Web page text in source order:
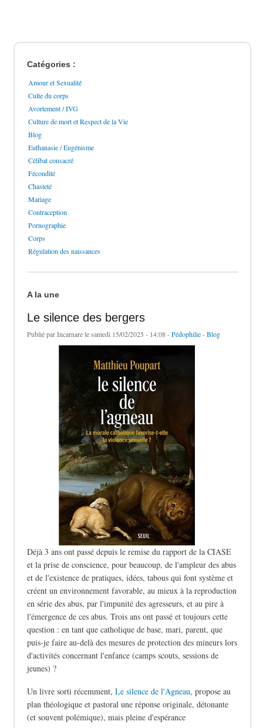
Catégories :
Amour et Sexualité
Culte du corps
Avortement / IVG
Culture de mort et Respect de la Vie
Blog
Euthanasie / Eugénisme
Célibat consacré
Fécondité
Chasteté
Mariage
Contraception
Pornographie
Corps
Régulation des naissances
A la une
Le silence des bergers
Publié parIncarnarele samedi 15/02/2025 - 14:08 -Pédophilie-Blog
Déjà 3 ans ont passé depuis le remise du rapport de la CIASE
et la prise de conscience, pour beaucoup, de l'ampleur des abus
et de l'existence de pratiques, idées, tabous qui font système et
créent un environnement favorable, au mieux à la reproduction
en série des abus, par l'impunité des agresseurs, et au pire à
l'émergence de ces abus. Trois ans ont passé et toujours cette
question : en tant que catholique de base, mari, parent, que
puis-je faire au-delà des mesures de protection des mineurs lors
d'activités concernant l'enfance (camps scouts, sessions de
jeunes) ?
Un livre sorti récemment, Le silence de l'Agneau, propose au
plan théologique et pastoral une réponse originale, détonante
(et souvent polémique), mais pleine d'espérance